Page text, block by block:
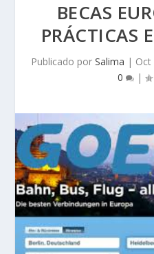
BECAS
PRÁCTICAS
Publicado por Salima | Oct
0
|